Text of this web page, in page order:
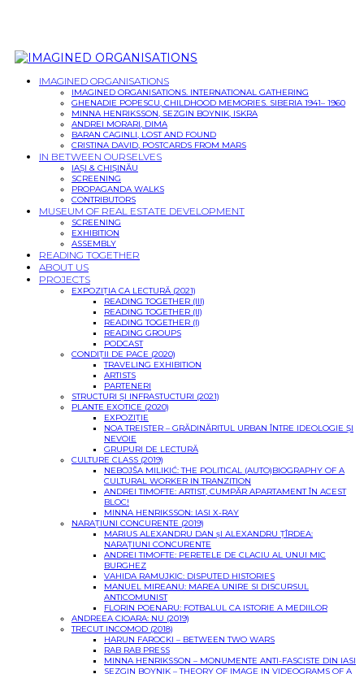
IMAGINED ORGANISATIONS
IMAGINED ORGANISATIONS. INTERNATIONAL GATHERING
GHENADIE POPESCU, CHILDHOOD MEMORIES. SIBERIA 1941– 1960
MINNA HENRIKSSON, SEZGIN BOYNIK, ISKRA
ANDREI MORARI, DIMA
BARAN CAGINLI, LOST AND FOUND
CRISTINA DAVID, POSTCARDS FROM MARS
IN BETWEEN OURSELVES
IAȘI & CHIȘINĂU
SCREENING
PROPAGANDA WALKS
CONTRIBUTORS
MUSEUM OF REAL ESTATE DEVELOPMENT
SCREENING
EXHIBITION
ASSEMBLY
READING TOGETHER
ABOUT US
PROJECTS
EXPOZIȚIA CA LECTURĂ (2021)
READING TOGETHER (III)
READING TOGETHER (II)
READING TOGETHER (I)
READING GROUPS
PODCAST
CONDIȚII DE PACE (2020)
TRAVELING EXHIBITION
ARTISTS
PARTENERI
STRUCTURI ȘI INFRASTUCTURI (2021)
PLANTE EXOTICE (2020)
EXPOZIȚIE
NOA TREISTER – GRĂDINĂRITUL URBAN ÎNTRE IDEOLOGIE ȘI
NEVOIE
GRUPURI DE LECTURĂ
CULTURE CLASS (2019)
NEBOJŠA MILIKIĆ: THE POLITICAL (AUTO)BIOGRAPHY OF A
CULTURAL WORKER IN TRANZITION
ANDREI TIMOFTE: ARTIST, CUMPĂR APARTAMENT ÎN ACEST
BLOC!
MINNA HENRIKSSON: IASI X-RAY
NARAȚIUNI CONCURENTE (2019)
MARIUS ALEXANDRU DAN șI ALEXANDRU ȚÎRDEA:
NARAȚIUNI CONCURENTE
ANDREI TIMOFTE: PERETELE DE CLACIU AL UNUI MIC
BURGHEZ
VAHIDA RAMUJKIC: DISPUTED HISTORIES
MANUEL MIREANU: MAREA UNIRE SI DISCURSUL
ANTICOMUNIST
FLORIN POENARU: FOTBALUL CA ISTORIE A MEDIILOR
ANDREEA CIOARA: NU (2019)
TRECUT INCOMOD (2018)
HARUN FAROCKI – BETWEEN TWO WARS
RAB RAB PRESS
MINNA HENRIKSSON – MONUMENTE ANTI-FASCISTE DIN IASI
SEZGIN BOYNIK – THEORY OF IMAGE IN VIDEOGRAMS OF A